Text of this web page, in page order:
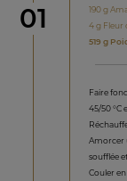
étape
01
190 g
4 g Fleur
519 g
Faire
45/50 °C
Amorcer
soufflée
Couler en